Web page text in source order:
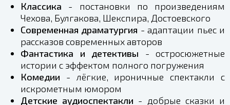
Классика - постановки по произведениям
Чехова, Булгакова, Шекспира, Достоевского
Современная драматургия - адаптации пьес и
рассказов современных авторов
Фантастика и детективы - остросюжетные
истории с эффектом полного погружения
Комедии - лёгкие, ироничные спектакли с
искрометным юмором
Детские аудиоспектакли - добрые сказки и